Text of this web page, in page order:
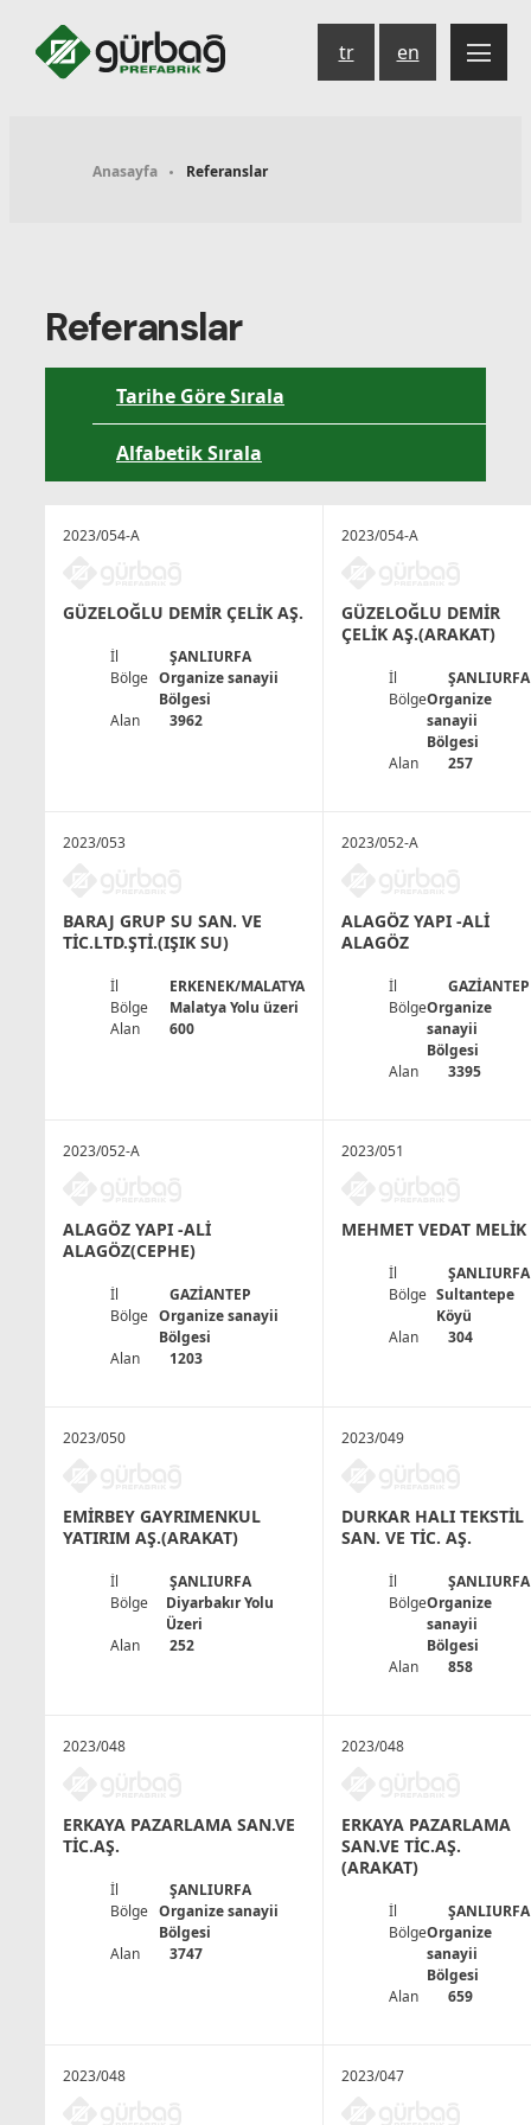
tr en
Anasayfa Referanslar
Referanslar
Tarihe Göre Sırala
Alfabetik Sırala
2023/054-A
GÜZELOĞLU DEMİR ÇELİK AŞ.
İl
ŞANLIURFA
Bölge Organize sanayii
Bölgesi
Alan
3962
2023/054-A
GÜZELOĞLU DEMİR
ÇELİK AŞ.(ARAKAT)
İl
ŞANLIURFA
BölgeOrganize
sanayii
Bölgesi
Alan
257
2023/053
BARAJ GRUP SU SAN. VE
TİC.LTD.ŞTİ.(IŞIK SU)
İl
ERKENEK/MALATYA
Bölge
Malatya Yolu üzeri
Alan
600
2023/052-A
ALAGÖZ YAPI -ALİ
ALAGÖZ
İl
GAZİANTEP
BölgeOrganize
sanayii
Bölgesi
Alan
3395
2023/052-A
ALAGÖZ YAPI -ALİ
ALAGÖZ(CEPHE)
İl
GAZİANTEP
Bölge Organize sanayii
Bölgesi
Alan
1203
2023/051
MEHMET VEDAT MELİK
İl
ŞANLIURFA
Bölge Sultantepe
Köyü
Alan
304
2023/050
EMİRBEY GAYRIMENKUL
YATIRIM AŞ.(ARAKAT)
İl
ŞANLIURFA
Bölge
Diyarbakır Yolu
Üzeri
Alan
252
2023/049
DURKAR HALI TEKSTİL
SAN. VE TİC. AŞ.
İl
ŞANLIURFA
BölgeOrganize
sanayii
Bölgesi
Alan
858
2023/048
ERKAYA PAZARLAMA SAN.VE
TİC.AŞ.
İl
ŞANLIURFA
Bölge Organize sanayii
Bölgesi
Alan
3747
2023/048
ERKAYA PAZARLAMA
SAN.VE TİC.AŞ.
(ARAKAT)
İl
ŞANLIURFA
BölgeOrganize
sanayii
Bölgesi
Alan
659
2023/048 2023/047